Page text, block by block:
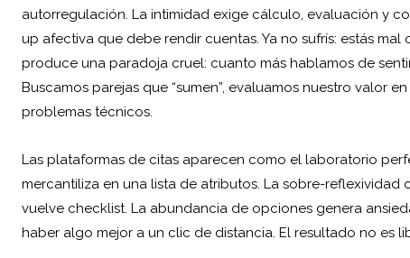
autorregulación. La intimidad exige cálculo, evaluación y
up afectiva que debe rendir cuentas. Ya no sufrís: estás
produce una paradoja cruel: cuanto más hablamos de
Buscamos parejas que “sumen”, evaluamos nuestro valor
problemas técnicos.
Las plataformas de citas aparecen como el laboratorio
mercantiliza en una lista de atributos. La sobre-
vuelve checklist. La abundancia de opciones genera
haber algo mejor a un clic de distancia. El resultado no es